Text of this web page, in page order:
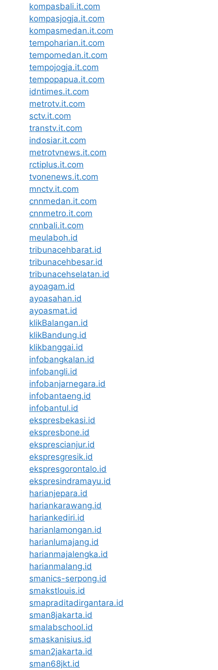
kompasbali.it.com
kompasjogja.it.com
kompasmedan.it.com
tempoharian.it.com
tempomedan.it.com
tempojogja.it.com
tempopapua.it.com
idntimes.it.com
metrotv.it.com
sctv.it.com
transtv.it.com
indosiar.it.com
metrotvnews.it.com
rctiplus.it.com
tvonenews.it.com
mnctv.it.com
cnnmedan.it.com
cnnmetro.it.com
cnnbali.it.com
meulaboh.id
tribunacehbarat.id
tribunacehbesar.id
tribunacehselatan.id
ayoagam.id
ayoasahan.id
ayoasmat.id
klikBalangan.id
klikBandung.id
klikbanggai.id
infobangkalan.id
infobangli.id
infobanjarnegara.id
infobantaeng.id
infobantul.id
ekspresbekasi.id
ekspresbone.id
eksprescianjur.id
ekspresgresik.id
ekspresgorontalo.id
ekspresindramayu.id
harianjepara.id
hariankarawang.id
hariankediri.id
harianlamongan.id
harianlumajang.id
harianmajalengka.id
harianmalang.id
smanics-serpong.id
smakstlouis.id
smapraditadirgantara.id
sman8jakarta.id
smalabschool.id
smaskanisius.id
sman2jakarta.id
sman68jkt.id